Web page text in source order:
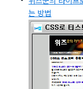
는 방법